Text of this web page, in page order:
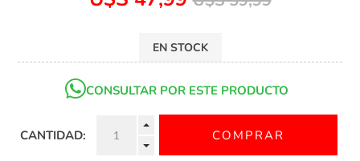
EN STOCK
CONSULTAR POR ESTE PRODUCTO
CANTIDAD: